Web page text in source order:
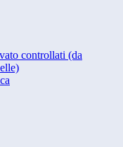
controllati (da